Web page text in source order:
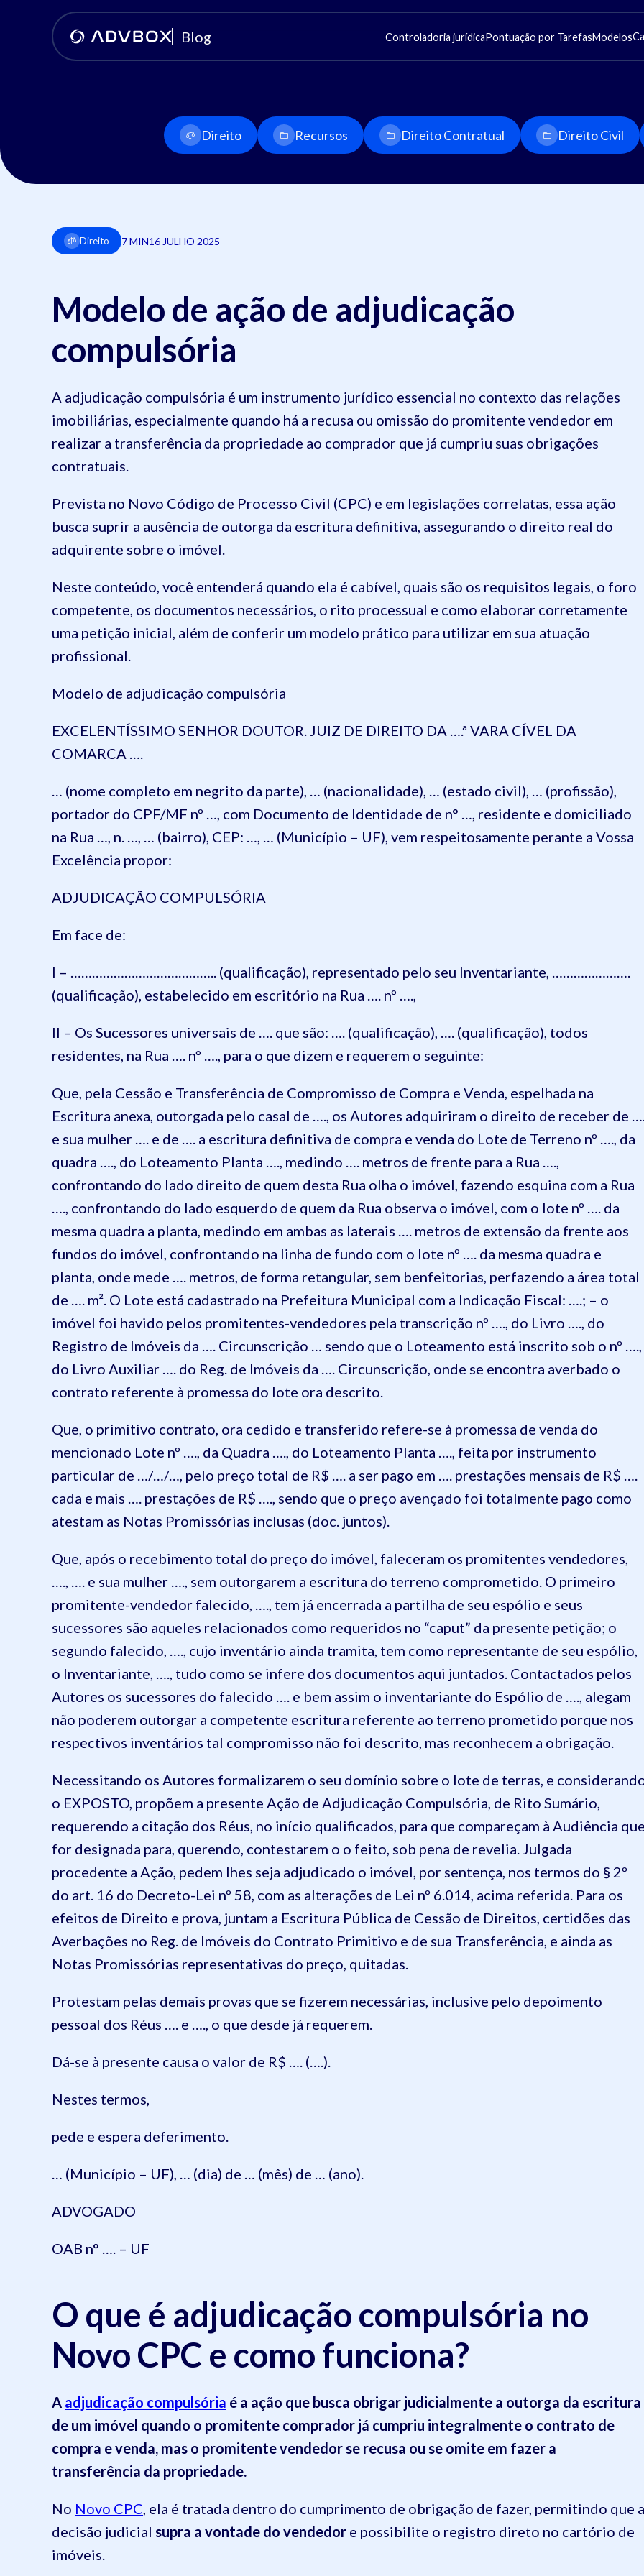
Blog Controladoria jurídicaPontuação por TarefasModelos
Direito Recursos Direito Contratual Direito Civil
Direito 7 MIN16 JULHO 2025
Modelo de ação de adjudicação
compulsória
A adjudicação compulsória é um instrumento jurídico essencial no contexto das relações
imobiliárias, especialmente quando há a recusa ou omissão do promitente vendedor em
realizar a transferência da propriedade ao comprador que já cumpriu suas obrigações
contratuais.
Prevista no Novo Código de Processo Civil (CPC) e em legislações correlatas, essa ação
busca suprir a ausência de outorga da escritura definitiva, assegurando o direito real do
adquirente sobre o imóvel.
Neste conteúdo, você entenderá quando ela é cabível, quais são os requisitos legais, o foro
competente, os documentos necessários, o rito processual e como elaborar corretamente
uma petição inicial, além de conferir um modelo prático para utilizar em sua atuação
profissional.
Modelo de adjudicação compulsória
EXCELENTÍSSIMO SENHOR DOUTOR. JUIZ DE DIREITO DA ….ª VARA CÍVEL DA
COMARCA ….
… (nome completo em negrito da parte), … (nacionalidade), … (estado civil), … (profissão),
portador do CPF/MF nº …, com Documento de Identidade de n° …, residente e domiciliado
na Rua …, n. …, … (bairro), CEP: …, … (Município – UF), vem respeitosamente perante a Vossa
Excelência propor:
ADJUDICAÇÃO COMPULSÓRIA
Em face de:
I – ………………………………….. (qualificação), representado pelo seu Inventariante, ………………….
(qualificação), estabelecido em escritório na Rua …. nº ….,
II – Os Sucessores universais de …. que são: …. (qualificação), …. (qualificação), todos
residentes, na Rua …. nº …., para o que dizem e requerem o seguinte:
Que, pela Cessão e Transferência de Compromisso de Compra e Venda, espelhada na
Escritura anexa, outorgada pelo casal de …., os Autores adquiriram o direito de receber de
e sua mulher …. e de …. a escritura definitiva de compra e venda do Lote de Terreno nº …., da
quadra …., do Loteamento Planta …., medindo …. metros de frente para a Rua ….,
confrontando do lado direito de quem desta Rua olha o imóvel, fazendo esquina com a Rua
…., confrontando do lado esquerdo de quem da Rua observa o imóvel, com o lote nº …. da
mesma quadra a planta, medindo em ambas as laterais …. metros de extensão da frente aos
fundos do imóvel, confrontando na linha de fundo com o lote nº …. da mesma quadra e
planta, onde mede …. metros, de forma retangular, sem benfeitorias, perfazendo a área total
de …. m². O Lote está cadastrado na Prefeitura Municipal com a Indicação Fiscal: ….; – o
imóvel foi havido pelos promitentes-vendedores pela transcrição nº …., do Livro …., do
Registro de Imóveis da …. Circunscrição … sendo que o Loteamento está inscrito sob o nº ….,
do Livro Auxiliar …. do Reg. de Imóveis da …. Circunscrição, onde se encontra averbado o
contrato referente à promessa do lote ora descrito.
Que, o primitivo contrato, ora cedido e transferido refere-se à promessa de venda do
mencionado Lote nº …., da Quadra …., do Loteamento Planta …., feita por instrumento
particular de …/…/…, pelo preço total de R$ …. a ser pago em …. prestações mensais de R$ ….
cada e mais …. prestações de R$ …., sendo que o preço avençado foi totalmente pago como
atestam as Notas Promissórias inclusas (doc. juntos).
Que, após o recebimento total do preço do imóvel, faleceram os promitentes vendedores,
…., …. e sua mulher …., sem outorgarem a escritura do terreno comprometido. O primeiro
promitente-vendedor falecido, …., tem já encerrada a partilha de seu espólio e seus
sucessores são aqueles relacionados como requeridos no “caput” da presente petição; o
segundo falecido, …., cujo inventário ainda tramita, tem como representante de seu espólio,
o Inventariante, …., tudo como se infere dos documentos aqui juntados. Contactados pelos
Autores os sucessores do falecido …. e bem assim o inventariante do Espólio de …., alegam
não poderem outorgar a competente escritura referente ao terreno prometido porque nos
respectivos inventários tal compromisso não foi descrito, mas reconhecem a obrigação.
Necessitando os Autores formalizarem o seu domínio sobre o lote de terras, e
o EXPOSTO, propõem a presente Ação de Adjudicação Compulsória, de Rito Sumário,
requerendo a citação dos Réus, no início qualificados, para que compareçam à Audiência
for designada para, querendo, contestarem o o feito, sob pena de revelia. Julgada
procedente a Ação, pedem lhes seja adjudicado o imóvel, por sentença, nos termos do § 2º
do art. 16 do Decreto-Lei nº 58, com as alterações de Lei nº 6.014, acima referida. Para os
efeitos de Direito e prova, juntam a Escritura Pública de Cessão de Direitos, certidões das
Averbações no Reg. de Imóveis do Contrato Primitivo e de sua Transferência, e ainda as
Notas Promissórias representativas do preço, quitadas.
Protestam pelas demais provas que se fizerem necessárias, inclusive pelo depoimento
pessoal dos Réus …. e …., o que desde já requerem.
Dá-se à presente causa o valor de R$ …. (….).
Nestes termos,
pede e espera deferimento.
… (Município – UF), … (dia) de … (mês) de … (ano).
ADVOGADO
OAB n° …. – UF
O que é adjudicação compulsória no
Novo CPC e como funciona?
A adjudicação compulsória é a ação que busca obrigar judicialmente a outorga da escritura
de um imóvel quando o promitente comprador já cumpriu integralmente o contrato de
compra e venda, mas o promitente vendedor se recusa ou se omite em fazer a
transferência da propriedade.
No Novo CPC, ela é tratada dentro do cumprimento de obrigação de fazer, permitindo que a
decisão judicial supra a vontade do vendedor e possibilite o registro direto no cartório de
imóveis.